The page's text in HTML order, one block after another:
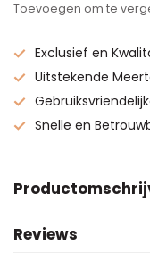
Toevoegen om te
Exclusief en
Uitstekende
Snelle en
Reviews